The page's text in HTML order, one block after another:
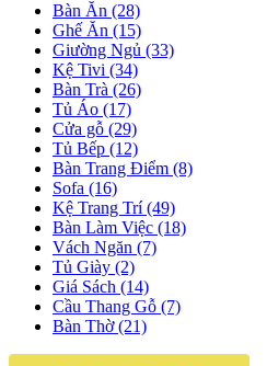
Bàn Ăn (28)
Ghế Ăn (15)
Giường Ngủ (33)
Kệ Tivi (34)
Bàn Trà (26)
Tủ Áo (17)
Cửa gỗ (29)
Tủ Bếp (12)
Bàn Trang Điểm (8)
Sofa (16)
Kệ Trang Trí (49)
Bàn Làm Việc (18)
Vách Ngăn (7)
Tủ Giày (2)
Giá Sách (14)
Cầu Thang Gỗ (7)
Bàn Thờ (21)